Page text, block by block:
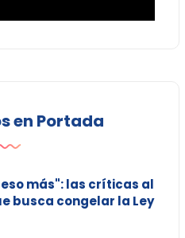
en Portada
más": las críticas al
busca congelar la Ley